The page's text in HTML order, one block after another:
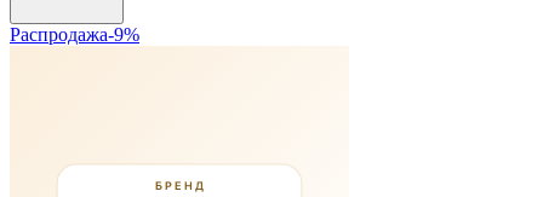
Распродажа-9%